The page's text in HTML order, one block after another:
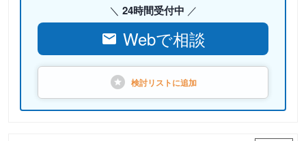
24時間受付中
Webで相談
検討リストに追加